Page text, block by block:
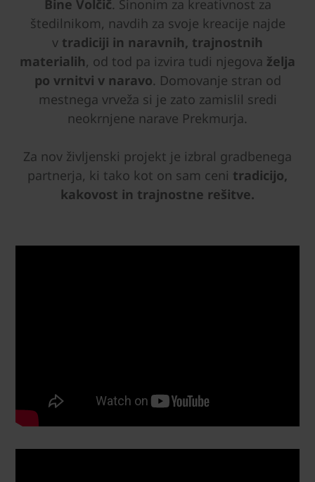
Bine Volčič. Sinonim za kreativnost za
štedilnikom, navdih za svoje kreacije najde
v tradiciji in naravnih, trajnostnih
materialih, od tod pa izvira tudi njegova želja
po vrnitvi v naravo. Domovanje stran od
mestnega vrveža si je zato zamislil sredi
neokrnjene narave Prekmurja.
Za nov življenski projekt je izbral gradbenega
partnerja, ki tako kot on sam ceni tradicijo,
kakovost in trajnostne rešitve.